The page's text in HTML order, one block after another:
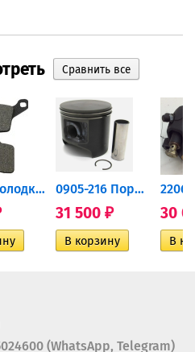
05-252 Колодки тормозные... 0905-216 Поршень Arctic Cat...
31 500 ₽ 30
(WhatsApp, Telegram)